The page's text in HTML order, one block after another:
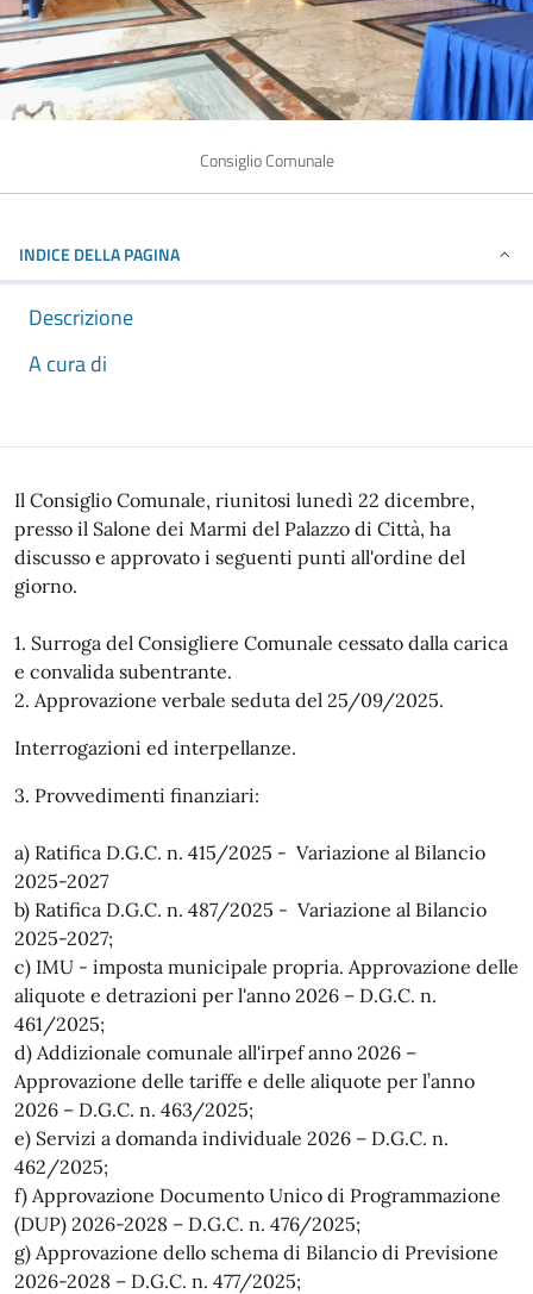
Consiglio Comunale
INDICE DELLA PAGINA
Descrizione
A cura di
Descrizione
Il Consiglio Comunale, riunitosi lunedì 22 dicembre,
presso il Salone dei Marmi del Palazzo di Città, ha
discusso e approvato i seguenti punti all'ordine del
giorno.
1. Surroga del Consigliere Comunale cessato dalla carica
e convalida subentrante.
2. Approvazione verbale seduta del 25/09/2025.
Interrogazioni ed interpellanze.
3. Provvedimenti finanziari:
a) Ratifica D.G.C. n. 415/2025 - Variazione al Bilancio
2025-2027
b) Ratifica D.G.C. n. 487/2025 - Variazione al Bilancio
2025-2027;
c) IMU - imposta municipale propria. Approvazione delle
aliquote e detrazioni per l'anno 2026 – D.G.C. n.
461/2025;
d) Addizionale comunale all'irpef anno 2026 –
Approvazione delle tariffe e delle aliquote per l’anno
2026 – D.G.C. n. 463/2025;
e) Servizi a domanda individuale 2026 – D.G.C. n.
462/2025;
f) Approvazione Documento Unico di Programmazione
(DUP) 2026-2028 – D.G.C. n. 476/2025;
g) Approvazione dello schema di Bilancio di Previsione
2026-2028 – D.G.C. n. 477/2025;